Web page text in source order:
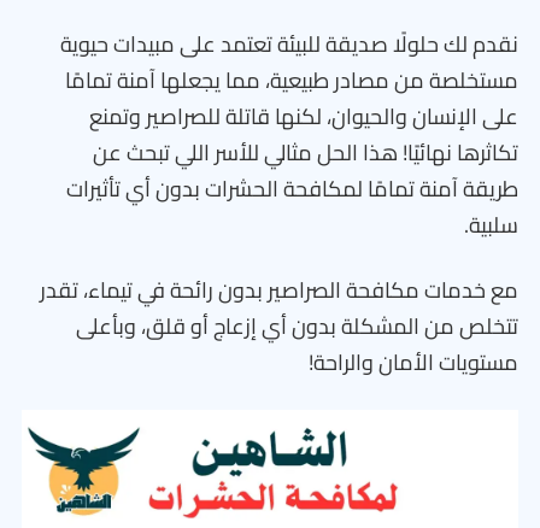
نقدم لك حلولًا صديقة للبيئة تعتمد على مبيدات حيوية
مستخلصة من مصادر طبيعية، مما يجعلها آمنة تمامًا
على الإنسان والحيوان، لكنها قاتلة للصراصير وتمنع
تكاثرها نهائيًا! هذا الحل مثالي للأسر اللي تبحث عن
طريقة آمنة تمامًا لمكافحة الحشرات بدون أي تأثيرات
سلبية.
مع خدمات مكافحة الصراصير بدون رائحة في تيماء، تقدر
تتخلص من المشكلة بدون أي إزعاج أو قلق، وبأعلى
مستويات الأمان والراحة!